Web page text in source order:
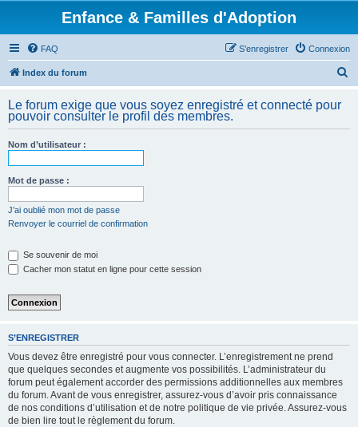
Enfance & Familles d'Adoption
FAQ Connexion
S’enregistrer
Index du forum
h
Le forum exige que vous soyez enregistré et connecté pour
pouvoir consulter le profil des membres.
Nom d’utilisateur :
Mot de passe :
J’ai oublié mon mot de passe
Renvoyer le courriel de confirmation
Se souvenir de moi
Cacher mon statut en ligne pour cette session
S’ENREGISTRER
Vous devez être enregistré pour vous connecter. L’enregistrement ne prend
que quelques secondes et augmente vos possibilités. L’administrateur du
forum peut également accorder des permissions additionnelles aux membres
du forum. Avant de vous enregistrer, assurez-vous d’avoir pris connaissance
de nos conditions d’utilisation et de notre politique de vie privée. Assurez-vous
de bien lire tout le règlement du forum.